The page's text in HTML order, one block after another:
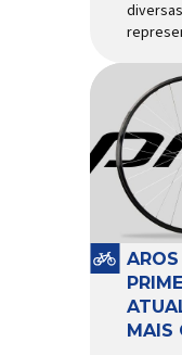
Finish
e Zéfal
ser
2026,
dos
23 e
MAIS